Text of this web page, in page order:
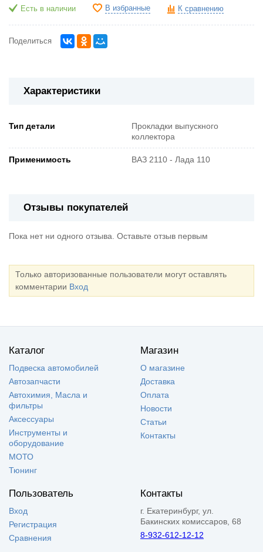
Есть в наличии В избранные К сравнению
Поделиться
Характеристики
Тип детали
Прокладки выпускного
коллектора
Применимость ВАЗ 2110 - Лада 110
Отзывы покупателей
Пока нет ни одного отзыва. Оставьте отзыв первым
Только авторизованные пользователи могут оставлять
комментарии Вход
Каталог
Подвеска автомобилей
Автозапчасти
Автохимия, Масла и
фильтры
Аксессуары
Инструменты и
оборудование
МОТО
Тюнинг
Магазин
О магазине
Доставка
Оплата
Новости
Статьи
Контакты
Пользователь
Вход
Регистрация
Сравнения
Контакты
г. Екатеринбург, ул.
Бакинских комиссаров, 68
8-932-612-12-12